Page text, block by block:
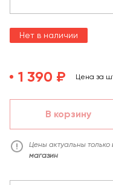
Нет в наличии
1 390 ₽ Цена за
В корзину
Цены актуальны только
магазин